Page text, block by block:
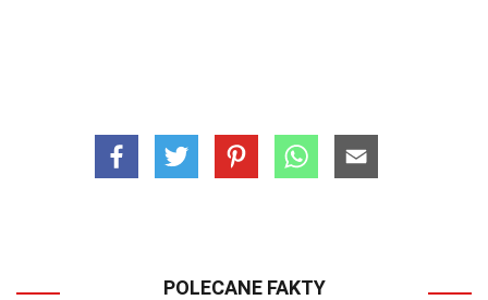
POLECANE FAKTY